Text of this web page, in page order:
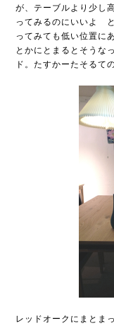
が、テーブルより少し
ってみるのにいいよ
ってみても低い位置に
とかにとまるとそうな
ド。たすかーたそるて
レッドオークにまとま